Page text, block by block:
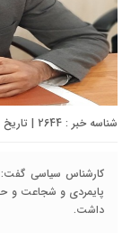
شناسه خبر : 2644 | تاریخ انتشار : ۰۲ فروردین ۱۴۰۵ - ۱۰:۰۹ | تعداد دیدگاه :
کارشناس سیاسی گفت:
پایمردی و شجاعت و
داشت.